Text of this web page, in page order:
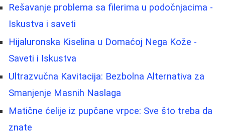
Rešavanje problema sa filerima u podočnjacima -
Iskustva i saveti
Hijaluronska Kiselina u Domaćoj Nega Kože -
Saveti i Iskustva
Ultrazvučna Kavitacija: Bezbolna Alternativa za
Smanjenje Masnih Naslaga
Matične ćelije iz pupčane vrpce: Sve što treba da
znate